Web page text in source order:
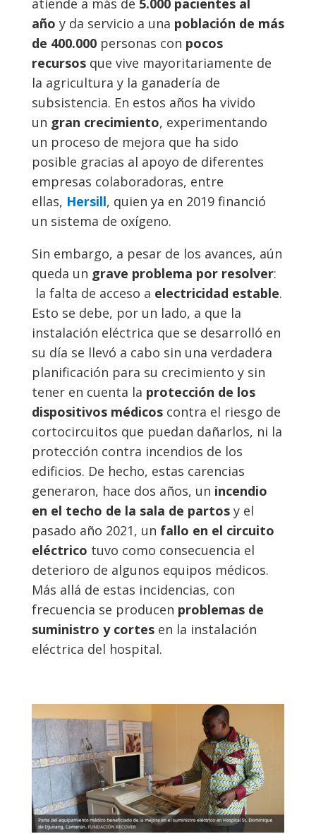
atiende a más de 5.000 pacientes al
año y da servicio a una población de más
de 400.000 personas con pocos
recursosque vive mayoritariamente de
la agricultura y la ganadería de
subsistencia. En estos años ha vivido
un gran crecimiento, experimentando
un proceso de mejora que ha sido
posible gracias al apoyo de diferentes
empresas colaboradoras, entre
ellas, Hersill, quien ya en 2019 financió
un sistema de oxígeno.
Sin embargo, a pesar de los avances, aún
queda un grave problema por resolver:
la falta de acceso a electricidad estable.
Esto se debe, por un lado, a que la
instalación eléctrica que se desarrolló en
su día se llevó a cabo sin una verdadera
planificación para su crecimiento y sin
tener en cuenta la protección de los
dispositivos médicoscontra el riesgo de
cortocircuitos que puedan dañarlos, ni la
protección contra incendios de los
edificios. De hecho, estas carencias
generaron, hace dos años, un incendio
en el techo de la sala de partosy el
pasado año 2021, un fallo en el circuito
eléctrico tuvo como consecuencia el
deterioro de algunos equipos médicos.
Más allá de estas incidencias, con
frecuencia se producen problemas de
suministro y cortesen la instalación
eléctrica del hospital.